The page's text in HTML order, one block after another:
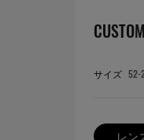
サイズ
レン